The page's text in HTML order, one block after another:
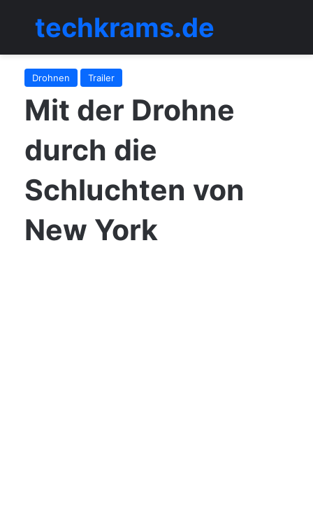
Menü
techkrams.de
Drohnen Trailer
Mit der Drohne
durch die
Schluchten von
New York